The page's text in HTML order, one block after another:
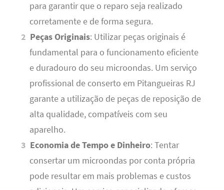
para garantir que o reparo seja realizado
corretamente e de forma segura.
Peças Originais: Utilizar peças originais é
fundamental para o funcionamento eficiente
e duradouro do seu microondas. Um serviço
profissional de conserto em Pitangueiras RJ
garante a utilização de peças de reposição de
alta qualidade, compatíveis com seu
aparelho.
Economia de Tempo e Dinheiro: Tentar
consertar um microondas por conta própria
pode resultar em mais problemas e custos